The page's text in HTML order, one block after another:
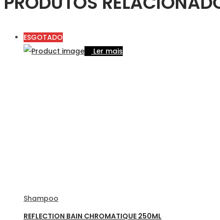
ESGOTADO
Ler mais
Shampoo
REFLECTION BAIN CHROMATIQUE 250ML